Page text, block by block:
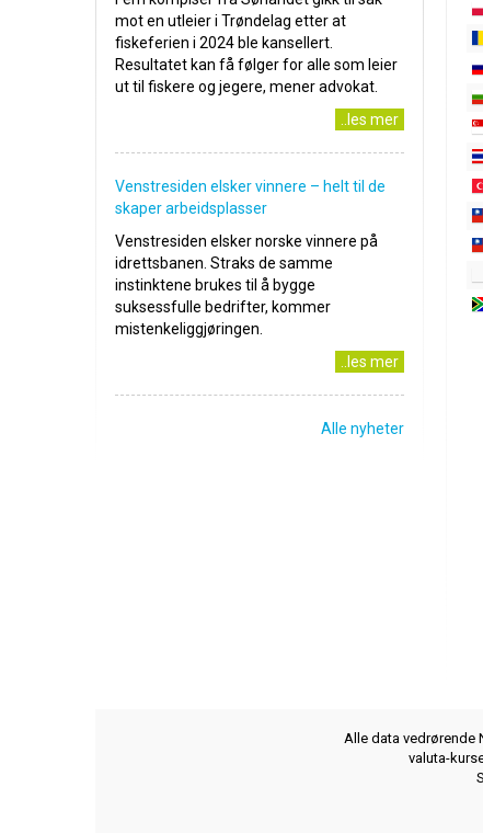
mot en utleier i Trøndelag etter at
fiskeferien i 2024 ble kansellert.
Resultatet kan få følger for alle som leier
ut til fiskere og jegere, mener advokat.
..les mer
Venstresiden elsker vinnere – helt til de
skaper arbeidsplasser
Venstresiden elsker norske vinnere på
idrettsbanen. Straks de samme
instinktene brukes til å bygge
suksessfulle bedrifter, kommer
mistenkeliggjøringen.
..les mer
Alle nyheter
Alle data vedrørende
valuta-